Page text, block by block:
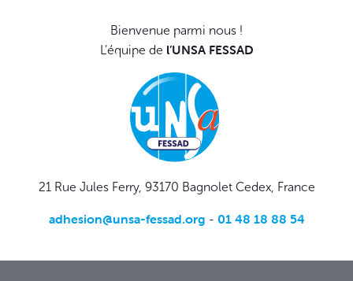
Bienvenue parmi nous !
L’équipe de l’UNSA FESSAD
21 Rue Jules Ferry, 93170 Bagnolet Cedex, France
adhesion@unsa-fessad.org - 01 48 18 88 54